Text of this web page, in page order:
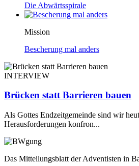
Die Abwärtsspirale
Mission
Bescherung mal anders
INTERVIEW
Brücken statt Barrieren bauen
Als Gottes Endzeitgemeinde sind wir
Herausforderungen konfron...
Das Mitteilungsblatt der Adventisten in